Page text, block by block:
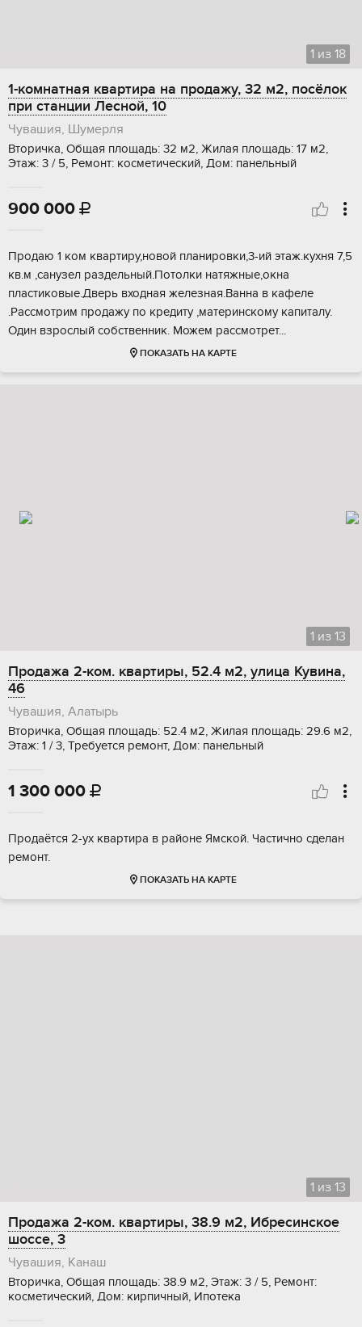
1 из 18
1-комнатная квартира на продажу, 32 м2, посёлок
при станции Лесной, 10
Чувашия, Шумерля
Вторичка, Общая площадь: 32 м2, Жилая площадь: 17 м2,
Этаж: 3 / 5, Ремонт: косметический, Дом: панельный
900 000 
Продаю 1 ком квартиру,новой планировки,3-ий этаж.кухня 7,5
кв.м ,санузел раздельный.Потолки натяжные,окна
пластиковые.Дверь входная железная.Ванна в кафеле
.Рассмотрим продажу по кредиту ,материнскому капиталу.
Один взрослый собственник. Можем рассмотрет...
ПОКАЗАТЬ НА КАРТЕ
1 из 13
Продажа 2-ком. квартиры, 52.4 м2, улица Кувина,
46
Чувашия, Алатырь
Вторичка, Общая площадь: 52.4 м2, Жилая площадь: 29.6 м2,
Этаж: 1 / 3, Требуется ремонт, Дом: панельный
1 300 000 
Продаëтся 2-ух квартира в районе Ямской. Частично сделан
ремонт.
ПОКАЗАТЬ НА КАРТЕ
1 из 13
Продажа 2-ком. квартиры, 38.9 м2, Ибресинское
шоссе, 3
Чувашия, Канаш
Вторичка, Общая площадь: 38.9 м2, Этаж: 3 / 5, Ремонт:
косметический, Дом: кирпичный, Ипотека